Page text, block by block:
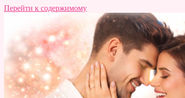
Перейти к содержимому